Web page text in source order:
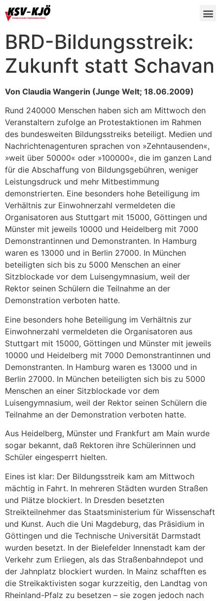
BRD-Bildungsstreik:
Zukunft statt Schavan
Von Claudia Wangerin (Junge Welt; 18.06.2009)
Rund 240000 Menschen haben sich am Mittwoch den
Veranstaltern zufolge an Protestaktionen im Rahmen
des bundesweiten Bildungsstreiks beteiligt. Medien und
Nachrichtenagenturen sprachen von »Zehntausenden«,
»weit über 50000« oder »100000«, die im ganzen Land
für die Abschaffung von Bildungsgebühren, weniger
Leistungsdruck und mehr Mitbestimmung
demonstrierten. Eine besonders hohe Beteiligung im
Verhältnis zur Einwohnerzahl vermeldeten die
Organisatoren aus Stuttgart mit 15000, Göttingen und
Münster mit jeweils 10000 und Heidelberg mit 7000
Demonstrantinnen und Demonstranten. In Hamburg
waren es 13000 und in Berlin 27000. In München
beteiligten sich bis zu 5000 Menschen an einer
Sitzblockade vor dem Luisengymnasium, weil der
Rektor seinen Schülern die Teilnahme an der
Demonstration verboten hatte.
Eine besonders hohe Beteiligung im Verhältnis zur
Einwohnerzahl vermeldeten die Organisatoren aus
Stuttgart mit 15000, Göttingen und Münster mit jeweils
10000 und Heidelberg mit 7000 Demonstrantinnen und
Demonstranten. In Hamburg waren es 13000 und in
Berlin 27000. In München beteiligten sich bis zu 5000
Menschen an einer Sitzblockade vor dem
Luisengymnasium, weil der Rektor seinen Schülern die
Teilnahme an der Demonstration verboten hatte.
Aus Heidelberg, Münster und Frankfurt am Main wurde
sogar bekannt, daß Rektoren ihre Schülerinnen und
Schüler eingesperrt hielten.
Eines ist klar: Der Bildungsstreik kam am Mittwoch
mächtig in Fahrt. In mehreren Städten wurden Straßen
und Plätze blockiert. In Dresden besetzten
Streikteilnehmer das Staatsministerium für Wissenschaft
und Kunst. Auch die Uni Magdeburg, das Präsidium in
Göttingen und die Technische Universität Darmstadt
wurden besetzt. In der Bielefelder Innenstadt kam der
Verkehr zum Erliegen, als das Straßenbahndepot und
der Jahnplatz blockiert wurden. In Mainz schafften es
die Streikaktivisten sogar kurzzeitig, den Landtag von
Rheinland-Pfalz zu besetzen – sie zogen jedoch nach